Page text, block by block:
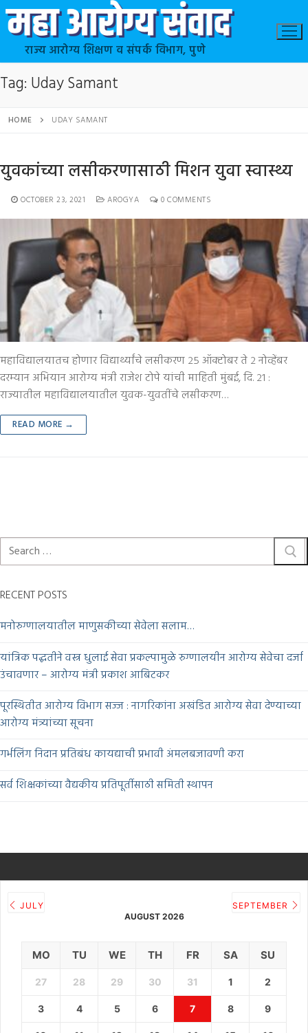
राज्य आरोग्य शिक्षण व संपर्क विभाग, पुणे
Tag: Uday Samant
HOME UDAY SAMANT
युवकांच्या लसीकरणासाठी मिशन युवा स्वास्थ्य
OCTOBER 23, 2021 AROGYA 0 COMMENTS
महाविद्यालयातच होणार विद्यार्थ्यांचे लसीकरण २५ ऑक्टोबर ते २ नोव्हेंबर
दरम्यान अभियान आरोग्य मंत्री राजेश टोपे यांची माहिती मुंबई, दि. २१ :
राज्यातील महाविद्यालयातील युवक-युवतींचे लसीकरण…
READ MORE →
RECENT POSTS
मनोरुग्णालयातील माणुसकीच्या सेवेला सलाम…
यांत्रिक पद्धतीने वस्त्र धुलाई सेवा प्रकल्पामुळे रुग्णालयीन आरोग्य सेवेचा दर्जा
उंचावणार – आरोग्य मंत्री प्रकाश आबिटकर
पूरस्थितीत आरोग्य विभाग सज्ज : नागरिकांना अखंडित आरोग्य सेवा देण्याच्या
आरोग्य मंत्र्यांच्या सूचना
गर्भलिंग निदान प्रतिबंध कायद्याची प्रभावी अंमलबजावणी करा
सर्व शिक्षकांच्या वैद्यकीय प्रतिपूर्तीसाठी समिती स्थापन
JULY
AUGUST 2026
SEPTEMBER
MO TU WE TH FR SA SU
27 28 29 30 31 1 2
3 4 5 6 7 8 9